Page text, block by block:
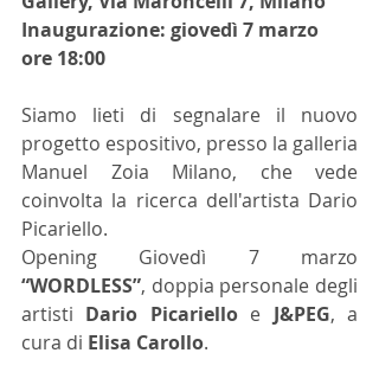
Inaugurazione: giovedì 7 marzo
ore 18:00
Siamo lieti di segnalare il nuovo
progetto espositivo, presso la galleria
Manuel Zoia Milano, che vede
coinvolta la ricerca dell'artista Dario
Picariello.
“WORDLESS”, doppia personale degli
artisti Dario Picariello e J&PEG, a
cura di Elisa Carollo.